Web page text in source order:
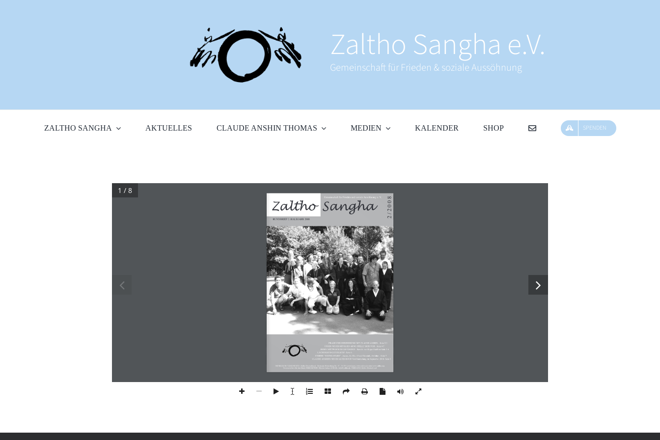
Zaltho Sangha e.V.
Gemeinschaft für Frieden & soziale Aussöhnung
ZALTHO SANGHA AKTUELLES CLAUDE ANSHIN THOMAS MEDIEN KALENDER SHOP SPENDEN
Gemeinschaft für Frieden und soziale Aussöhnung e. V.
RUNDBRIEF 2. HALBJAHR 2008
Zaltho Sangha
2
/
2
0
0
8
IMPRESSUM: VEREINSSITZ:
Zaltho Deutschland,  Hermann-Nörrenberg-Str. 17 - 51379 Leverkusen, www.zaltho.de oder www.zaltho.org
Verantwortlich für den Inhalt: REDAKTION: Marion Lukas, E-MAIL: info@zaltho.de, VERSAND: Zaltho-Deutschland
FRAGE UND ERWIDERUNG MIT CLAUDE ANSHIN - Seite 2-3
UNSER NEUES MITGLIED ARNO STELL SICH VOR - Seite 4-5
JEDEN MITTWOCH IM GEFÄNGNIS - Bericht von Roger ShoShin-Seite 5-6
LÄCHERLICH GLÜCKLICH?- Seite 6
UNSERE “YOUNG-STARS” - Aaron, 14, Ole, 12 und Dominik, 16 Jahre - Seite 7
CLAUDE ANSHINS NEUES/AL TES BUCH Veröffentlichung im September 2008- Seite 8
1 / 8